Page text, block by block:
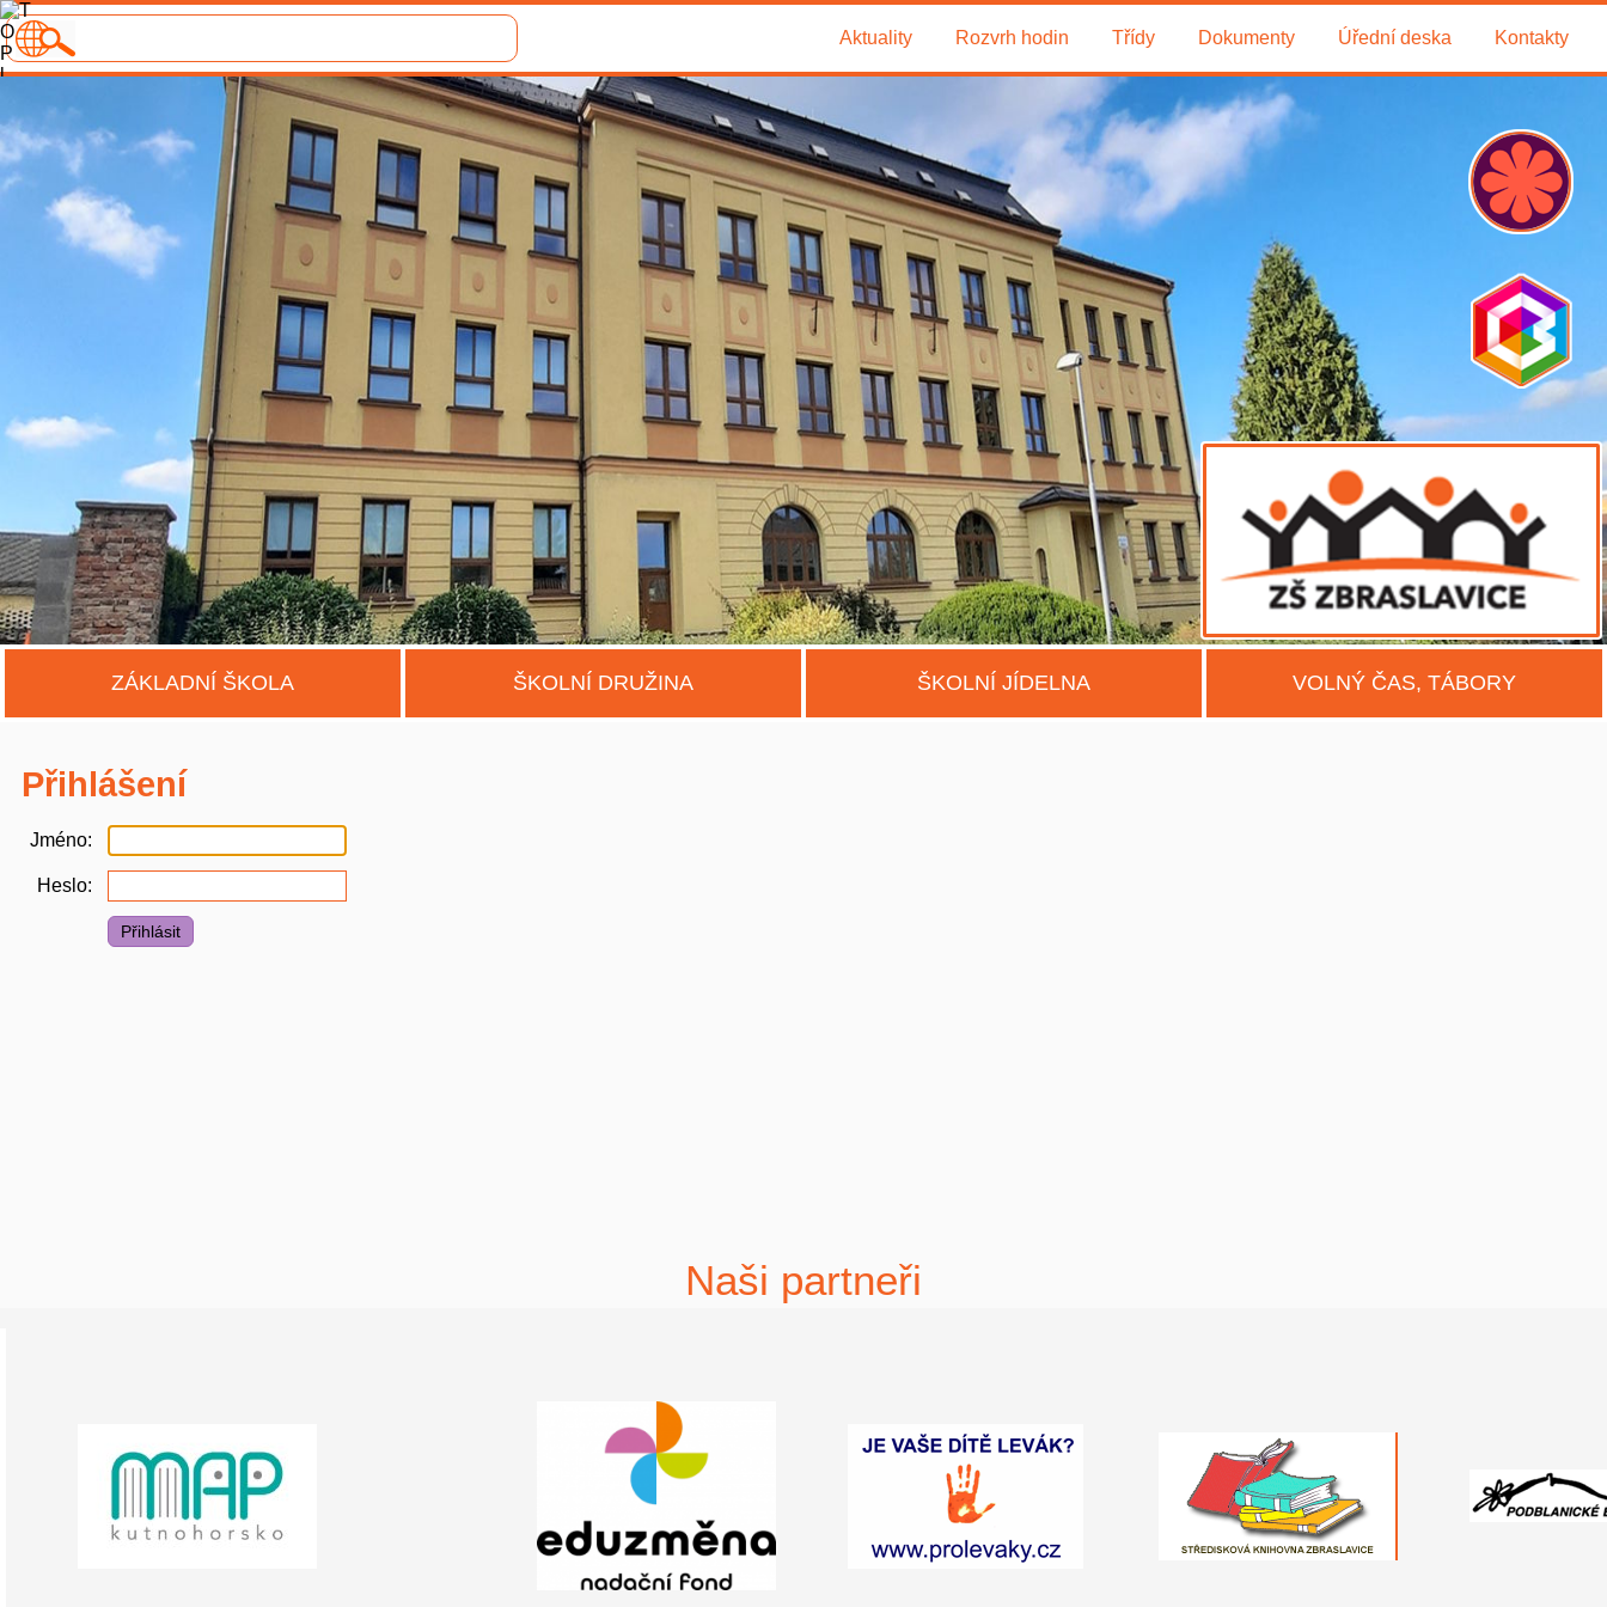
Aktuality Rozvrh hodin Třídy Dokumenty Úřední deska Kontakty
ZÁKLADNÍ ŠKOLA ŠKOLNÍ DRUŽINA ŠKOLNÍ JÍDELNA VOLNÝ ČAS, TÁBORY
Přihlášení
Jméno
Heslo
Naši partneři